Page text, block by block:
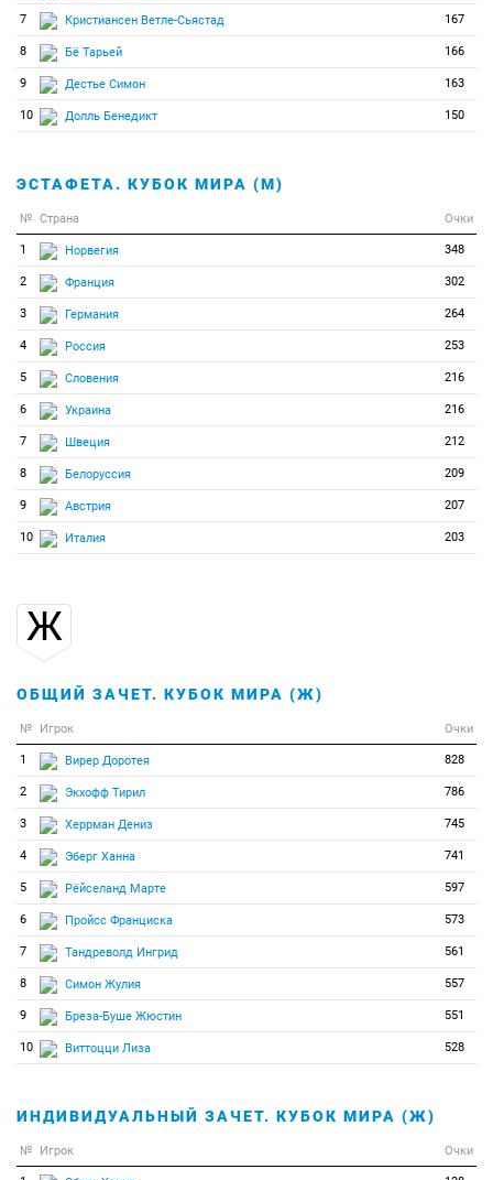
7 Кристиансен Ветле-Сьястад 167
8 Бё Тарьей 166
9 Дестье Симон 163
10 Долль Бенедикт 150
ЭСТАФЕТА. КУБОК МИРА (М)
№ Страна Очки
1 Норвегия 348
2 Франция 302
3 Германия 264
4 Россия 253
5 Словения 216
6 Украина 216
7 Швеция 212
8 Белоруссия 209
9 Австрия 207
10 Италия 203
Ж
ОБЩИЙ ЗАЧЕТ. КУБОК МИРА (Ж)
№ Игрок Очки
1 Вирер Доротея 828
2 Экхофф Тирил 786
3 Херрман Дениз 745
4 Эберг Ханна 741
5 Рёйселанд Марте 597
6 Пройсс Франциска 573
7 Тандреволд Ингрид 561
8 Симон Жулия 557
9 Бреза-Буше Жюстин 551
10 Виттоцци Лиза 528
ИНДИВИДУАЛЬНЫЙ ЗАЧЕТ. КУБОК МИРА (Ж)
№ Игрок Очки